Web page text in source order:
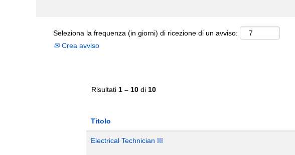
Seleziona la frequenza (in giorni) di ricezione di un avviso:
Crea avviso
Risultati 1 – 10 di 10
Titolo
Electrical Technician III